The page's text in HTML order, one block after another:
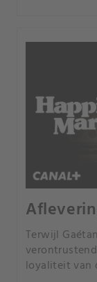
Terwijl
loyaliteit van